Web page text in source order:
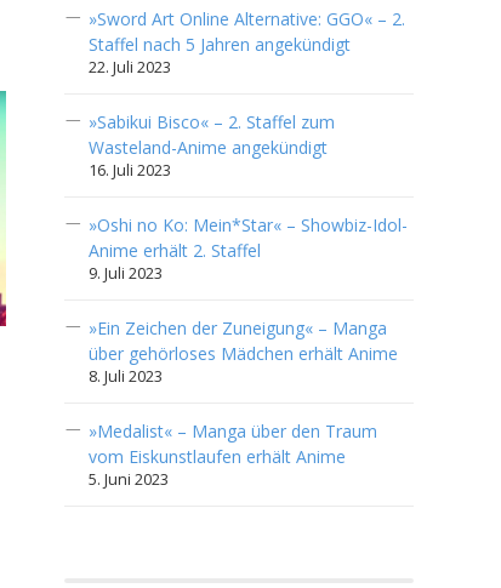
»Sword Art Online Alternative: GGO« – 2.
Staffel nach 5 Jahren angekündigt
22. Juli 2023
»Sabikui Bisco« – 2. Staffel zum
Wasteland-Anime angekündigt
16. Juli 2023
»Oshi no Ko: Mein*Star« – Showbiz-Idol-
Anime erhält 2. Staffel
9. Juli 2023
»Ein Zeichen der Zuneigung« – Manga
über gehörloses Mädchen erhält Anime
8. Juli 2023
»Medalist« – Manga über den Traum
vom Eiskunstlaufen erhält Anime
5. Juni 2023